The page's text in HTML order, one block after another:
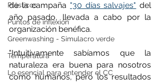
Plásticos
Puntos de inflexión
Greenwashing - Simulacro verde
Temperatura
Lo esencial para entender el CC
de la campaña "30 días salvajes" del
año pasado, llevada a cabo por la
organización benéfica.
"Intuitivamente sabíamos que la
naturaleza era buena para nosotros
como humanos, pero los resultados